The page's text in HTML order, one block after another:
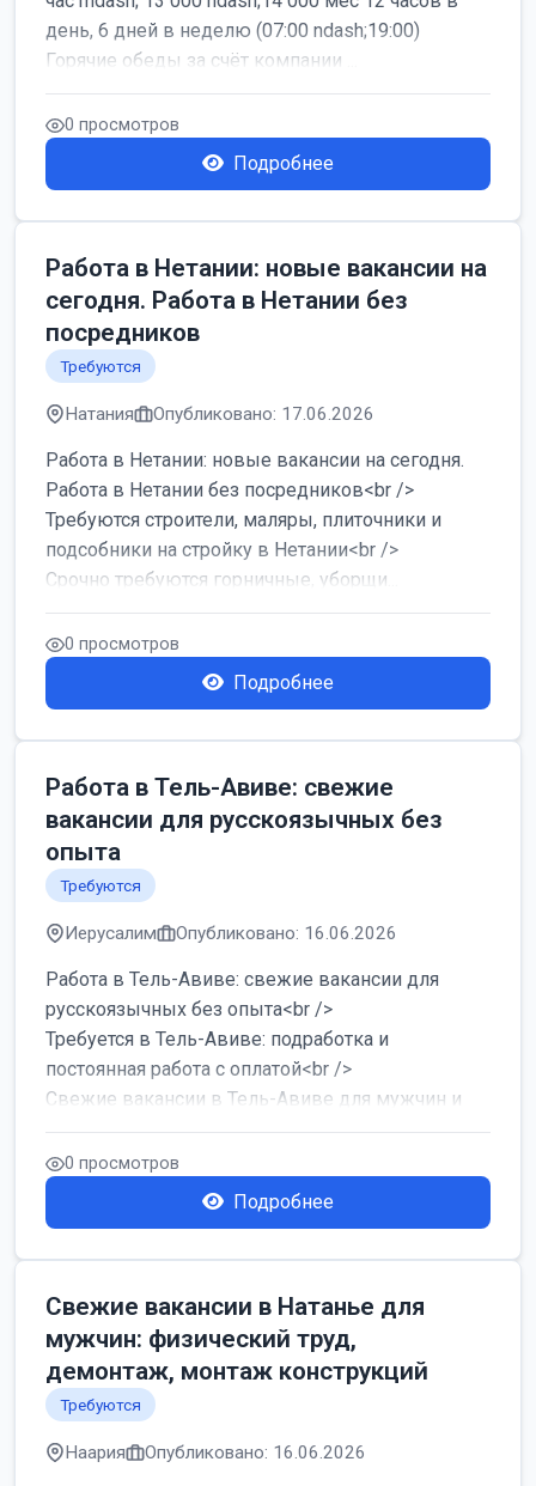
день, 6 дней в неделю (07:00 ndash;19:00)
Горячие обеды за счёт компании ...
0 просмотров
Подробнее
Работа в Нетании: новые вакансии на
сегодня. Работа в Нетании без
посредников
Требуются
Натания Опубликовано: 17.06.2026
Работа в Нетании: новые вакансии на сегодня.
Работа в Нетании без посредников<br />
Требуются строители, маляры, плиточники и
подсобники на стройку в Нетании<br />
Срочно требуются горничные, уборщи...
0 просмотров
Подробнее
Работа в Тель-Авиве: свежие
вакансии для русскоязычных без
опыта
Требуются
Иерусалим Опубликовано: 16.06.2026
Работа в Тель-Авиве: свежие вакансии для
русскоязычных без опыта<br />
Требуется в Тель-Авиве: подработка и
постоянная работа с оплатой<br />
Свежие вакансии в Тель-Авиве для мужчин и
женщин от хозя...
0 просмотров
Подробнее
Свежие вакансии в Натанье для
мужчин: физический труд,
демонтаж, монтаж конструкций
Требуются
Наария Опубликовано: 16.06.2026